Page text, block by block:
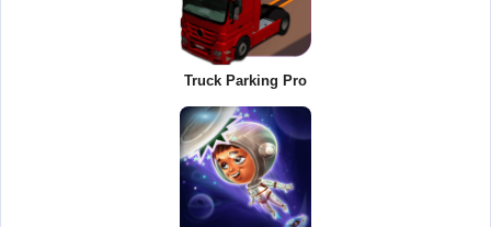
Truck Parking Pro